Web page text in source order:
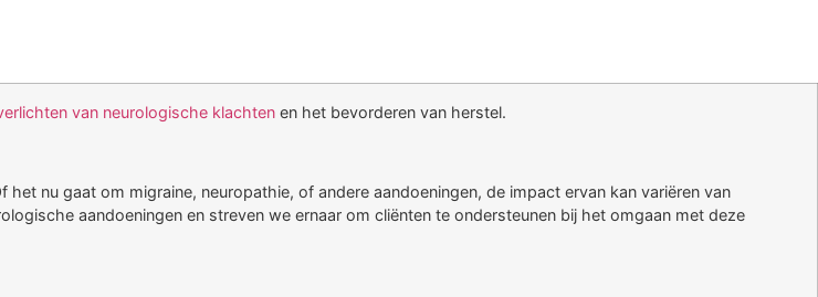
van neurologische klachten en het bevorderen van herstel.
nu gaat om migraine, neuropathie, of andere aandoeningen, de impact ervan kan variëren van
aandoeningen en streven we ernaar om cliënten te ondersteunen bij het omgaan met deze